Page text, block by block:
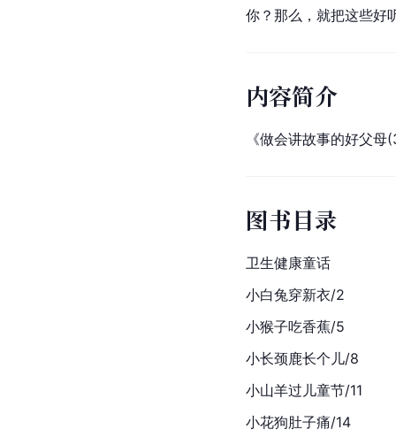
你？那么，就把这些好
内容简介
《做会讲故事的好父
图书目录
卫生健康童话
小白兔穿新衣/2
小猴子吃香蕉/5
小长颈鹿长个儿/8
小山羊过儿童节/11
小花狗肚子痛/14